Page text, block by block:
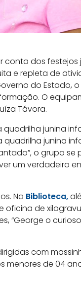
dos festejos
e repleta de
do Estado,
O
Távora.
junina
quadrilha junina
o grupo se
um verdadeiro
Na Biblioteca,
de
“George o
com
menores de 04